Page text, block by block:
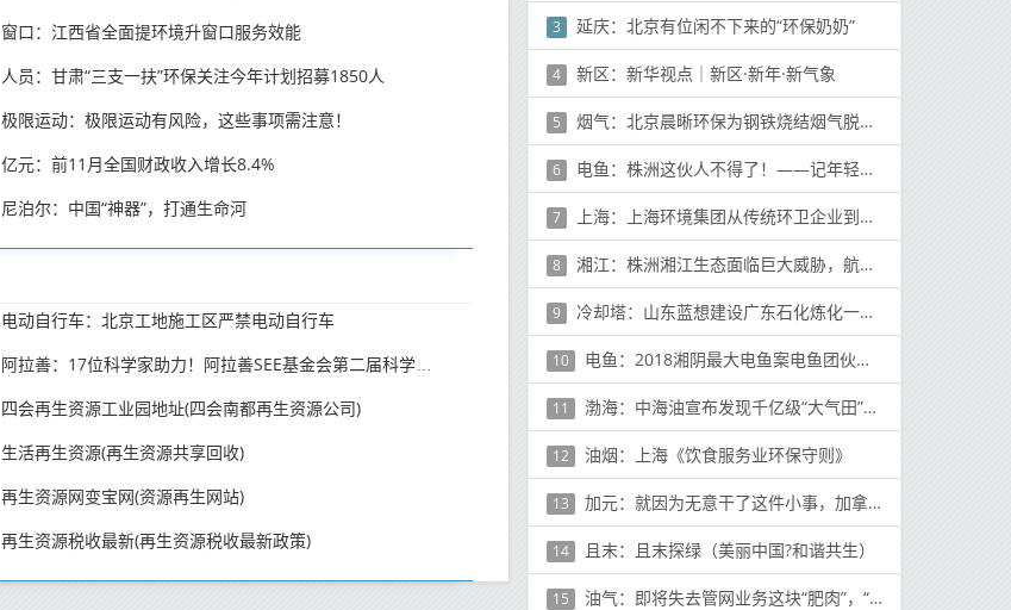
窗口：江西省全面提环境升窗口服务效能
人员：甘肃“三支一扶”环保关注今年计划招募1850人
极限运动：极限运动有风险，这些事项需注意！
亿元：前11月全国财政收入增长8.4%
尼泊尔：中国“神器”，打通生命河
电动自行车：北京工地施工区严禁电动自行车
四会再生资源工业园地址(四会南都再生资源公司)
生活再生资源(再生资源共享回收)
再生资源网变宝网(资源再生网站)
再生资源税收最新(再生资源税收最新政策)
3 延庆：北京有位闲不下来的“环保奶奶”
4 新区：新华视点｜新区·新年·新气象
5 烟气：北京晨晰环保为钢铁烧结烟气脱硝脱白提供新动力
6 电鱼：株洲这伙人不得了！――记年轻的株洲工作站
7 上海：上海环境集团从传统环卫企业到上市公司的发展历程
8 湘江：株洲湘江生态面临巨大威胁，航电枢纽捕鱼猖獗，禁令“形同虚设”
9 冷却塔：山东蓝想建设广东石化炼化一体化冷却塔圆满成功
10 电鱼：2018湘阴最大电鱼案电鱼团伙被捣毁，查获7条船、3500斤鱼
11 渤海：中海油宣布发现千亿级“大气田”！是渤海湾50年来最大油气发现
12 油烟：上海《饮食服务业环保守则》
13 加元：就因为无意干了这件小事，加拿大爸爸被罚$500加元！
14 且末：且末探绿（美丽中国?和谐共生）
15 油气：即将失去管网业务这块“肥肉”，“三桶油”将流向何方？